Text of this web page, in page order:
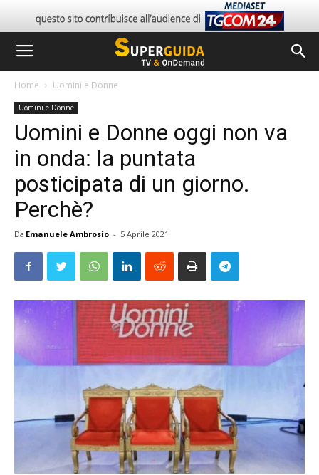
Home Uomini e Donne
Uomini e Donne
Uomini e Donne oggi non va
in onda: la puntata
posticipata di un giorno.
Perchè?
Da Emanuele Ambrosio - 5 Aprile 2021